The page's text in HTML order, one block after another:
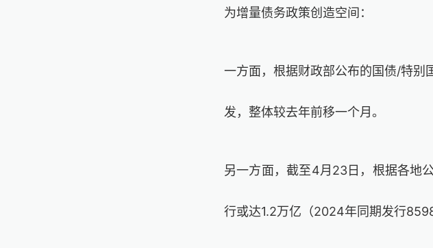
为增量债务政策创造空间：
一方面，根据财政部公布的国债/特别
发，整体较去年前移一个月。
另一方面，截至4月 23日，根据各地
行或达1.2万亿（2024年同期发行